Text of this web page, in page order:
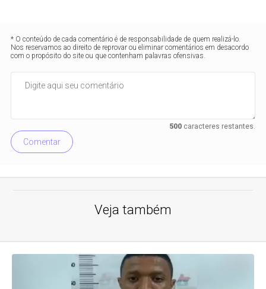
* O conteúdo de cada comentário é de responsabilidade de quem realizá-lo.
Nos reservamos ao direito de reprovar ou eliminar comentários em desacordo
com o propósito do site ou que contenham palavras ofensivas.
500caracteres restantes.
Comentar
Veja também